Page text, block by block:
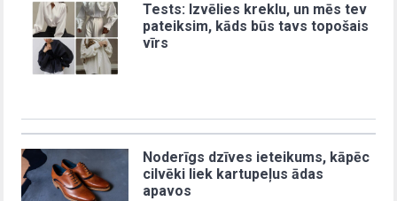
Tests: Izvēlies kreklu, un mēs tev
pateiksim, kāds būs tavs topošais
vīrs
Noderīgs dzīves ieteikums, kāpēc
cilvēki liek kartupeļus ādas
apavos